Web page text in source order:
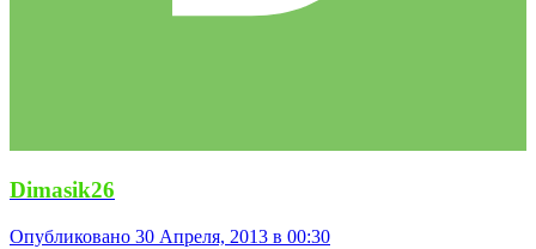
Dimasik26
Опубликовано 30 Апреля, 2013 в 00:30